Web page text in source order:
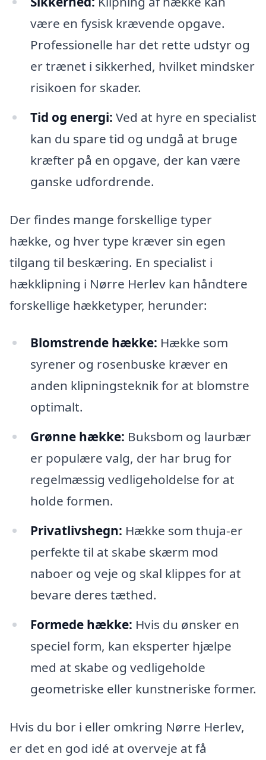
være en fysisk krævende opgave.
Professionelle har det rette udstyr og
er trænet i sikkerhed, hvilket mindsker
risikoen for skader.
Tid og energi: Ved at hyre en specialist
kan du spare tid og undgå at bruge
kræfter på en opgave, der kan være
ganske udfordrende.
Der findes mange forskellige typer
hække, og hver type kræver sin egen
tilgang til beskæring. En specialist i
hækklipning i Nørre Herlev kan håndtere
forskellige hækketyper, herunder:
Blomstrende hække: Hække som
syrener og rosenbuske kræver en
anden klipningsteknik for at blomstre
optimalt.
Grønne hække: Buksbom og laurbær
er populære valg, der har brug for
regelmæssig vedligeholdelse for at
holde formen.
Privatlivshegn: Hække som thuja-er
perfekte til at skabe skærm mod
naboer og veje og skal klippes for at
bevare deres tæthed.
Formede hække: Hvis du ønsker en
speciel form, kan eksperter hjælpe
med at skabe og vedligeholde
geometriske eller kunstneriske former.
Hvis du bor i eller omkring Nørre Herlev,
er det en god idé at overveje at få